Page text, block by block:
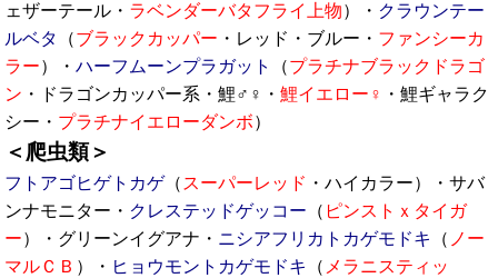
ェザーテール・ ラベンダーバタフライ上物）・ クラウンテー
ルベタ
（ブラックカッパー ・レッド・ブルー・ ファンシーカ
ラー）・ハーフムーンプラガット （プラチナブラックドラゴ
ン ・ドラゴンカッパー系・鯉♂♀・鯉イエロー♀ ・鯉ギャラク
シー・ プラチナイエローダンボ）
＜爬虫類＞
フトアゴヒゲトカゲ（ スーパーレッド ・ハイカラー）・サバ
ンナモニター・ クレステッドゲッコー （ ピンストｘタイガ
ー）・グリーンイグアナ・ ニシアフリカトカゲモドキ （ ノー
マルＣＢ ）・ ヒョウモントカゲモドキ （ メラニスティッ